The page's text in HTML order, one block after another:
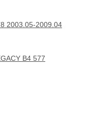
2003.05-2009.04